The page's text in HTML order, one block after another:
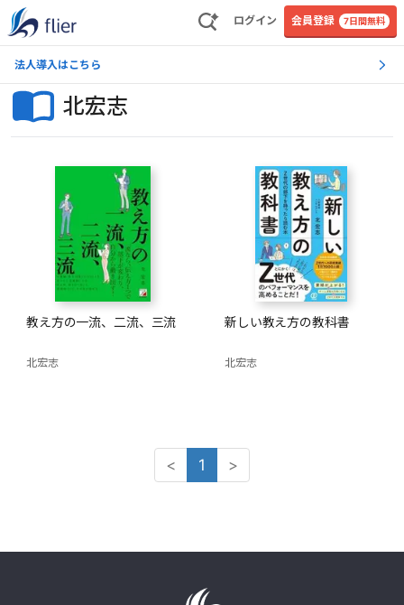
ログイン 会員登録 7日間無料
法人導入はこちら
北宏志
教え方の一流、二流、三流
北宏志
新しい教え方の教科書
北宏志
< 1 >